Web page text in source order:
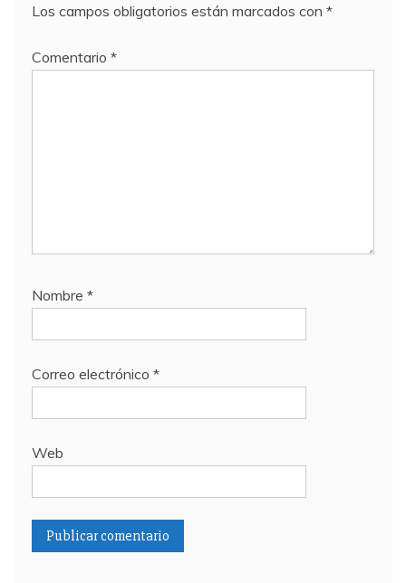
Los campos obligatorios están marcados con *
Comentario *
Nombre *
Correo electrónico *
Web